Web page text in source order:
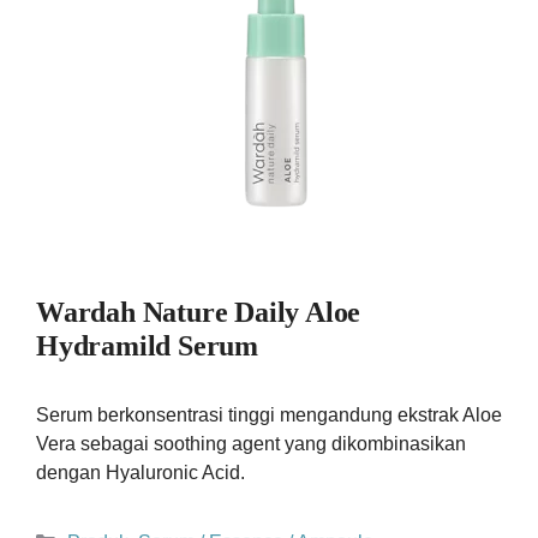
Wardah Nature Daily Aloe
Hydramild Serum
Serum berkonsentrasi tinggi mengandung ekstrak Aloe
Vera sebagai soothing agent yang dikombinasikan
dengan Hyaluronic Acid.